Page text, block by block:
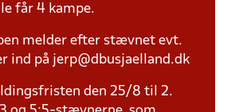
får 4 kampe.
melder efter stævnet evt.
ind på jerp@dbusjaelland.dk
den 25/8 til 2.